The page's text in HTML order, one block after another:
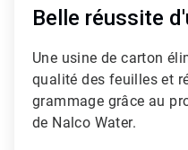
Belle réussite
Une usine de carton
qualité des feuilles et
grammage grâce au
de Nalco Water.